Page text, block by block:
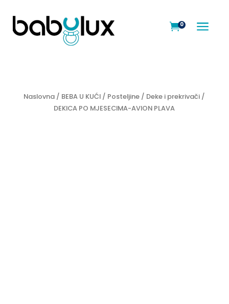
a
0
Naslovna / BEBA U KUĆI / Posteljine / Deke i prekrivači /
DEKICA PO MJESECIMA-AVION PLAVA